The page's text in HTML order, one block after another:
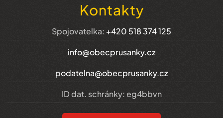
Kontakty
Spojovatelka: +420 518 374 125
info@obecprusanky.cz
podatelna@obecprusanky.cz
ID dat. schránky: eg4bbvn